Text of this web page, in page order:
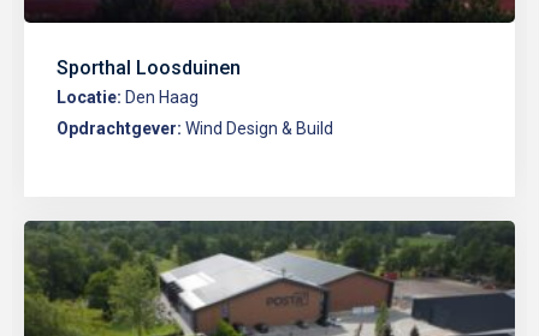
Sporthal Loosduinen
Locatie: Den Haag
Opdrachtgever: Wind Design & Build